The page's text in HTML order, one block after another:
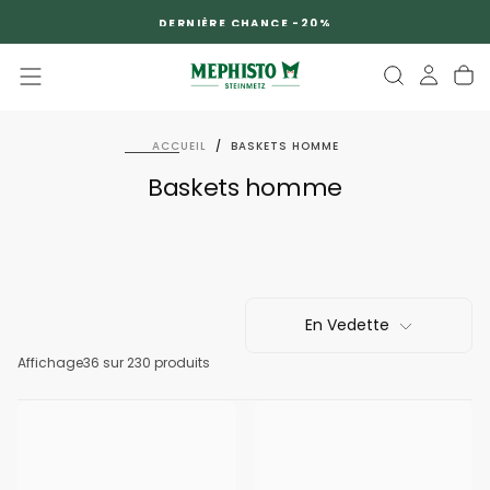
DERNIÈRE CHANCE -20%
ACCUEIL / BASKETS HOMME
Baskets homme
En Vedette
Affichage36 sur 230 produits